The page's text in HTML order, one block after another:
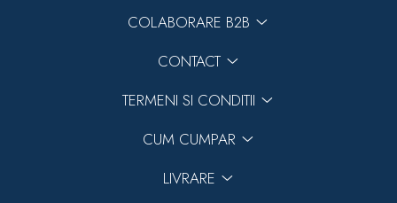
COLABORARE B2B
CONTACT
TERMENI SI CONDITII
CUM CUMPAR
LIVRARE